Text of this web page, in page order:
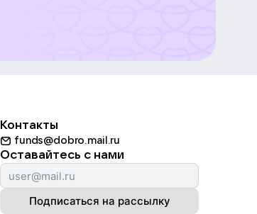
Контакты
funds@dobro.mail.ru
Оставайтесь с нами
Подписаться на рассылку